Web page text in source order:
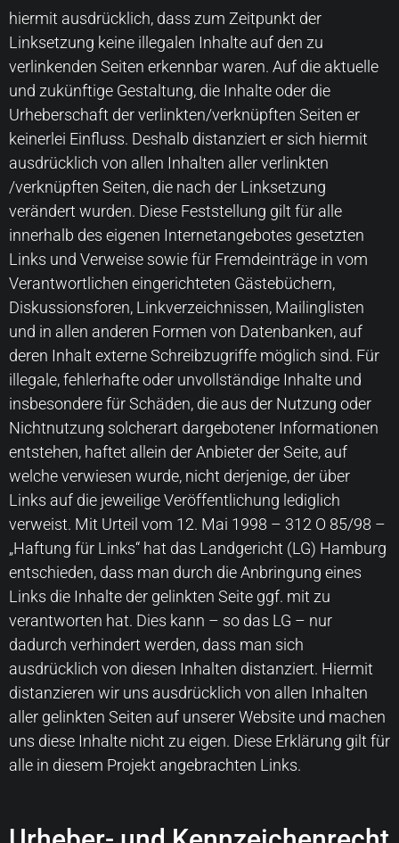
hiermit ausdrücklich, dass zum Zeitpunkt der
Linksetzung keine illegalen Inhalte auf den zu
verlinkenden Seiten erkennbar waren. Auf die aktuelle
und zukünftige Gestaltung, die Inhalte oder die
Urheberschaft der verlinkten/verknüpften Seiten er
keinerlei Einfluss. Deshalb distanziert er sich hiermit
ausdrücklich von allen Inhalten aller verlinkten
/verknüpften Seiten, die nach der Linksetzung
verändert wurden. Diese Feststellung gilt für alle
innerhalb des eigenen Internetangebotes gesetzten
Links und Verweise sowie für Fremdeinträge in vom
Verantwortlichen eingerichteten Gästebüchern,
Diskussionsforen, Linkverzeichnissen, Mailinglisten
und in allen anderen Formen von Datenbanken, auf
deren Inhalt externe Schreibzugriffe möglich sind. Für
illegale, fehlerhafte oder unvollständige Inhalte und
insbesondere für Schäden, die aus der Nutzung oder
Nichtnutzung solcherart dargebotener Informationen
entstehen, haftet allein der Anbieter der Seite, auf
welche verwiesen wurde, nicht derjenige, der über
Links auf die jeweilige Veröffentlichung lediglich
verweist. Mit Urteil vom 12. Mai 1998 – 312 O 85/98 –
„Haftung für Links“ hat das Landgericht (LG) Hamburg
entschieden, dass man durch die Anbringung eines
Links die Inhalte der gelinkten Seite ggf. mit zu
verantworten hat. Dies kann – so das LG – nur
dadurch verhindert werden, dass man sich
ausdrücklich von diesen Inhalten distanziert. Hiermit
distanzieren wir uns ausdrücklich von allen Inhalten
aller gelinkten Seiten auf unserer Website und machen
uns diese Inhalte nicht zu eigen. Diese Erklärung gilt für
alle in diesem Projekt angebrachten Links.